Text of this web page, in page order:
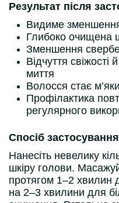
Результат після
Видиме
Глибоко очищена
Зменшення
Відчуття
миття
Волосся стає
Профілактика
регулярного
Спосіб
Нанесіть невелику
шкіру голови.
протягом 1–2 хвилин
на 2–3 хвилини для